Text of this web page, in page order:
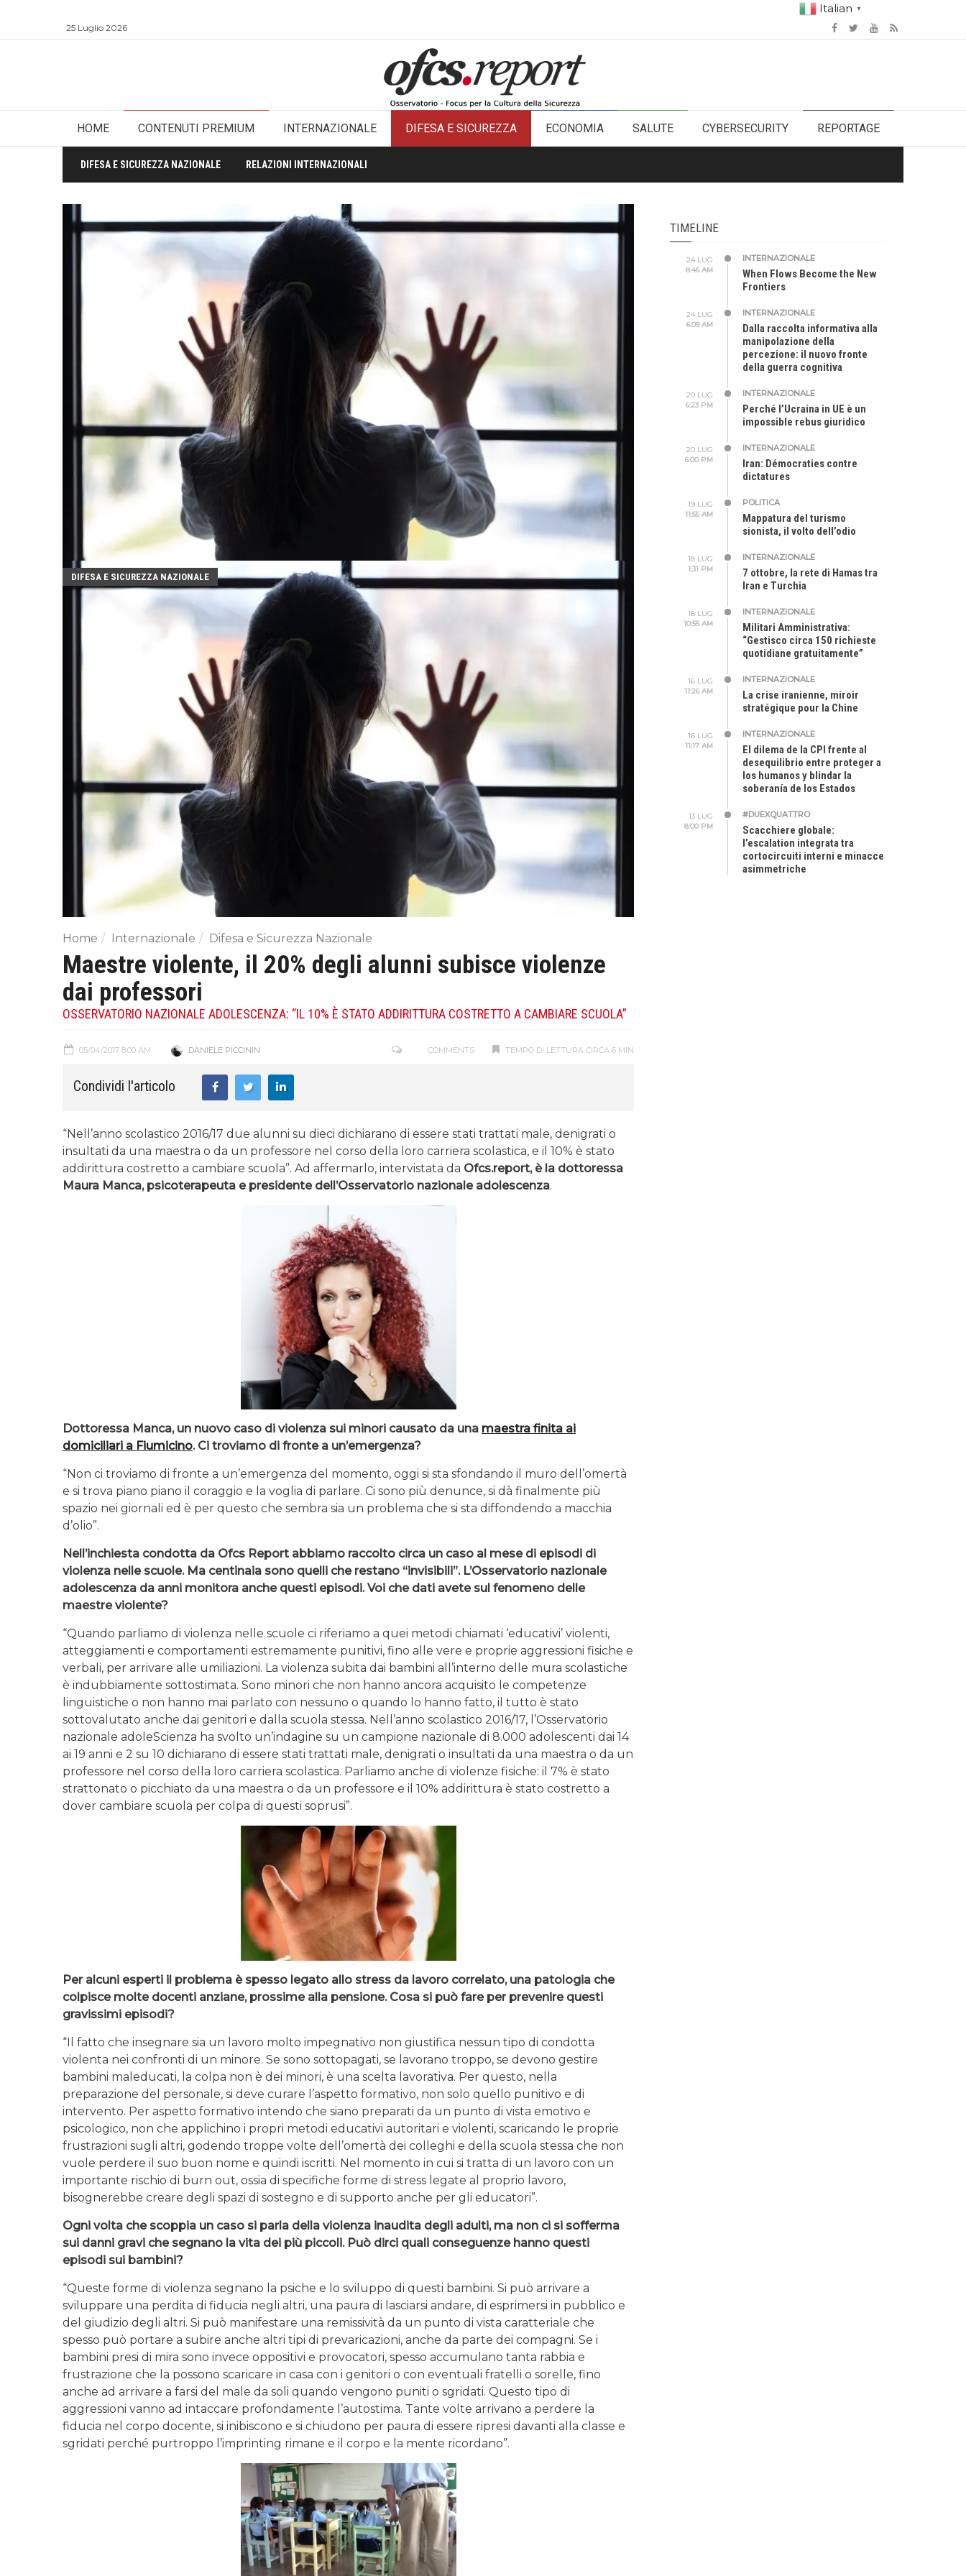
Italian ▼
25 Luglio 2026
HOME CONTENUTI PREMIUM INTERNAZIONALE DIFESA E SICUREZZA ECONOMIA SALUTE CYBERSECURITY REPORTAGE
DIFESA E SICUREZZA NAZIONALE RELAZIONI INTERNAZIONALI
DIFESA E SICUREZZA NAZIONALE
Home Internazionale Difesa e Sicurezza Nazionale
Maestre violente, il 20% degli alunni subisce violenze
dai professori
OSSERVATORIO NAZIONALE ADOLESCENZA: “IL 10% È STATO ADDIRITTURA COSTRETTO A CAMBIARE SCUOLA”
05/04/2017 8:00 AM DANIELE PICCININ TEMPO DI LETTURA CIRCA 6 MIN
COMMENTS
Condividi l'articolo
“Nell’anno scolastico 2016/17 due alunni su dieci dichiarano di essere stati trattati male, denigrati o
insultati da una maestra o da un professore nel corso della loro carriera scolastica, e il 10% è stato
addirittura costretto a cambiare scuola”. Ad affermarlo, intervistata da Ofcs.report, è la dottoressa
Maura Manca, psicoterapeuta e presidente dell’Osservatorio nazionale adolescenza.
Dottoressa Manca, un nuovo caso di violenza sui minori causato da una maestra finita ai
domiciliari a Fiumicino. Ci troviamo di fronte a un’emergenza?
“Non ci troviamo di fronte a un’emergenza del momento, oggi si sta sfondando il muro dell’omertà
e si trova piano piano il coraggio e la voglia di parlare. Ci sono più denunce, si dà finalmente più
spazio nei giornali ed è per questo che sembra sia un problema che si sta diffondendo a macchia
d’olio”.
Nell’inchiesta condotta da Ofcs Report abbiamo raccolto circa un caso al mese di episodi di
violenza nelle scuole. Ma centinaia sono quelli che restano “invisibili”. L’Osservatorio nazionale
adolescenza da anni monitora anche questi episodi. Voi che dati avete sul fenomeno delle
maestre violente?
“Quando parliamo di violenza nelle scuole ci riferiamo a quei metodi chiamati ‘educativi’ violenti,
atteggiamenti e comportamenti estremamente punitivi, fino alle vere e proprie aggressioni fisiche e
verbali, per arrivare alle umiliazioni. La violenza subita dai bambini all’interno delle mura scolastiche
è indubbiamente sottostimata. Sono minori che non hanno ancora acquisito le competenze
linguistiche o non hanno mai parlato con nessuno o quando lo hanno fatto, il tutto è stato
sottovalutato anche dai genitori e dalla scuola stessa. Nell’anno scolastico 2016/17, l’Osservatorio
nazionale adoleScienza ha svolto un’indagine su un campione nazionale di 8.000 adolescenti dai 14
ai 19 anni e 2 su 10 dichiarano di essere stati trattati male, denigrati o insultati da una maestra o da un
professore nel corso della loro carriera scolastica. Parliamo anche di violenze fisiche: il 7% è stato
strattonato o picchiato da una maestra o da un professore e il 10% addirittura è stato costretto a
dover cambiare scuola per colpa di questi soprusi”.
Per alcuni esperti il problema è spesso legato allo stress da lavoro correlato, una patologia che
colpisce molte docenti anziane, prossime alla pensione. Cosa si può fare per prevenire questi
gravissimi episodi?
“Il fatto che insegnare sia un lavoro molto impegnativo non giustifica nessun tipo di condotta
violenta nei confronti di un minore. Se sono sottopagati, se lavorano troppo, se devono gestire
bambini maleducati, la colpa non è dei minori, è una scelta lavorativa. Per questo, nella
preparazione del personale, si deve curare l’aspetto formativo, non solo quello punitivo e di
intervento. Per aspetto formativo intendo che siano preparati da un punto di vista emotivo e
psicologico, non che applichino i propri metodi educativi autoritari e violenti, scaricando le proprie
frustrazioni sugli altri, godendo troppe volte dell’omertà dei colleghi e della scuola stessa che non
vuole perdere il suo buon nome e quindi iscritti. Nel momento in cui si tratta di un lavoro con un
importante rischio di burn out, ossia di specifiche forme di stress legate al proprio lavoro,
bisognerebbe creare degli spazi di sostegno e di supporto anche per gli educatori”.
Ogni volta che scoppia un caso si parla della violenza inaudita degli adulti, ma non ci si sofferma
sui danni gravi che segnano la vita dei più piccoli. Può dirci quali conseguenze hanno questi
episodi sui bambini?
“Queste forme di violenza segnano la psiche e lo sviluppo di questi bambini. Si può arrivare a
sviluppare una perdita di fiducia negli altri, una paura di lasciarsi andare, di esprimersi in pubblico e
del giudizio degli altri. Si può manifestare una remissività da un punto di vista caratteriale che
spesso può portare a subire anche altri tipi di prevaricazioni, anche da parte dei compagni. Se i
bambini presi di mira sono invece oppositivi e provocatori, spesso accumulano tanta rabbia e
frustrazione che la possono scaricare in casa con i genitori o con eventuali fratelli o sorelle, fino
anche ad arrivare a farsi del male da soli quando vengono puniti o sgridati. Questo tipo di
aggressioni vanno ad intaccare profondamente l’autostima. Tante volte arrivano a perdere la
fiducia nel corpo docente, si inibiscono e si chiudono per paura di essere ripresi davanti alla classe e
sgridati perché purtroppo l’imprinting rimane e il corpo e la mente ricordano”.
TIMELINE
24 LUG
8:46 AM
INTERNAZIONALE
When Flows Become the New
Frontiers
24 LUG
6:09 AM
INTERNAZIONALE
Dalla raccolta informativa alla
manipolazione della
percezione: il nuovo fronte
della guerra cognitiva
20 LUG
6:23 PM
INTERNAZIONALE
Perché l’Ucraina in UE è un
impossible rebus giuridico
20 LUG
6:00 PM
INTERNAZIONALE
Iran: Démocraties contre
dictatures
19 LUG
11:55 AM
POLITICA
Mappatura del turismo
sionista, il volto dell’odio
18 LUG
1:31 PM
INTERNAZIONALE
7 ottobre, la rete di Hamas tra
Iran e Turchia
18 LUG
10:55 AM
INTERNAZIONALE
Militari Amministrativa:
“Gestisco circa 150 richieste
quotidiane gratuitamente”
16 LUG
11:26 AM
INTERNAZIONALE
La crise iranienne, miroir
stratégique pour la Chine
16 LUG
11:17 AM
INTERNAZIONALE
El dilema de la CPI frente al
desequilibrio entre proteger a
los humanos y blindar la
soberanía de los Estados
13 LUG
8:00 PM
#DUEXQUATTRO
Scacchiere globale:
l’escalation integrata tra
cortocircuiti interni e minacce
asimmetriche